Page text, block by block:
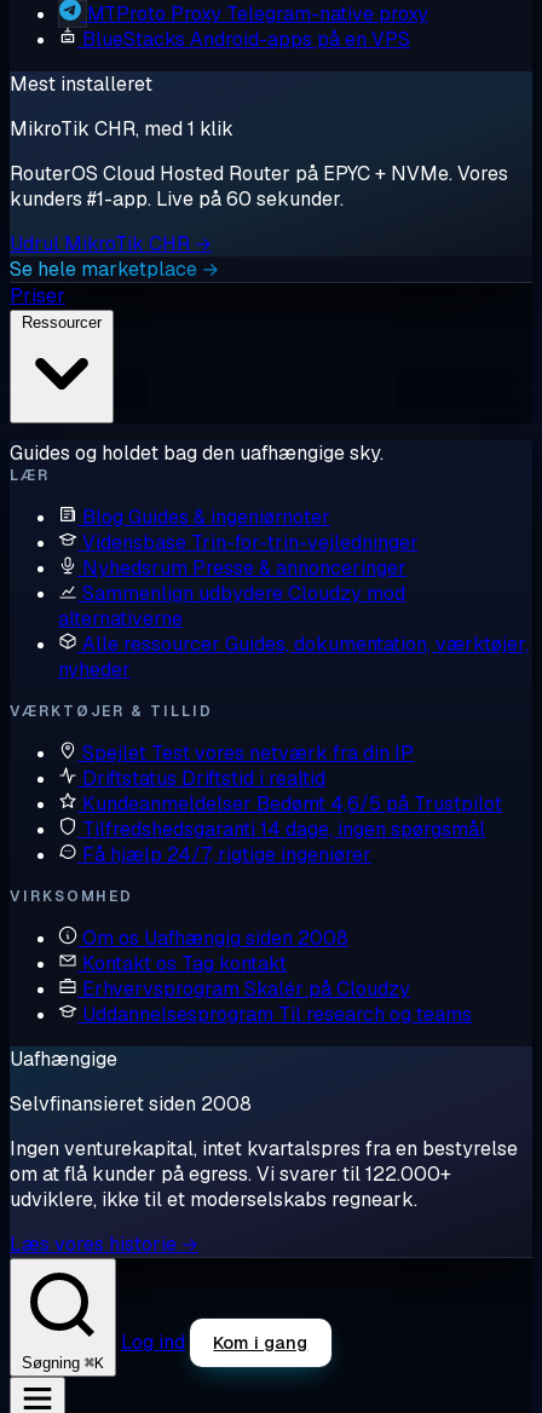
MTProto Proxy Telegram-native proxy
BlueStacks Android-apps på en VPS
Mest installeret
MikroTik CHR, med 1 klik
RouterOS Cloud Hosted Router på EPYC + NVMe. Vores
kunders #1-app. Live på 60 sekunder.
Udrul MikroTik CHR →
Se hele marketplace →
Priser
Ressourcer
Guides og holdet bag den uafhængige sky.
LÆR
Blog Guides & ingeniørnoter
Vidensbase Trin-for-trin-vejledninger
Nyhedsrum Presse & annonceringer
Sammenlign udbydereCloudzy mod
alternativerne
Alle ressourcer Guides, dokumentation, værktøjer,
nyheder
VÆRKTØJER & TILLID
Spejlet Test vores netværk fra din IP
Driftstatus Driftstid i realtid
Kundeanmeldelser Bedømt 4,6/5 på Trustpilot
Tilfredshedsgaranti 14 dage, ingen spørgsmål
Få hjælp 24/7, rigtige ingeniører
VIRKSOMHED
Om os Uafhængig siden 2008
Kontakt os Tag kontakt
Erhvervsprogram Skalér på Cloudzy
Uddannelsesprogram Til research og teams
Uafhængige
Selvfinansieret siden 2008
Ingen venturekapital, intet kvartalspres fra en bestyrelse
om at flå kunder på egress. Vi svarer til 122.000+
udviklere, ikke til et moderselskabs regneark.
Læs vores historie →
Søgning ⌘K
Log ind Kom i gang